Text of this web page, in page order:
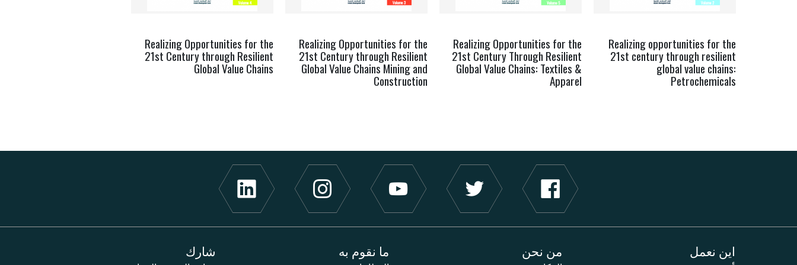
Realizing opportunities for the
21st century through resilient
global value chains:
Petrochemicals
Realizing Opportunities for the
21st Century Through Resilient
Global Value Chains: Textiles &
Apparel
Realizing Opportunities for the
21st Century through Resilient
Global Value Chains Mining and
Construction
Realizing Opportunities for the
21st Century through Resilient
Global Value Chains
اين نعمل
من نحن ما نقوم به شارك